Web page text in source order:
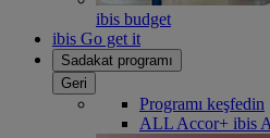
ibis budget
ibis Go get it
Sadakat programı
Geri
Programı keşfedin
ALL Accor+ ibis